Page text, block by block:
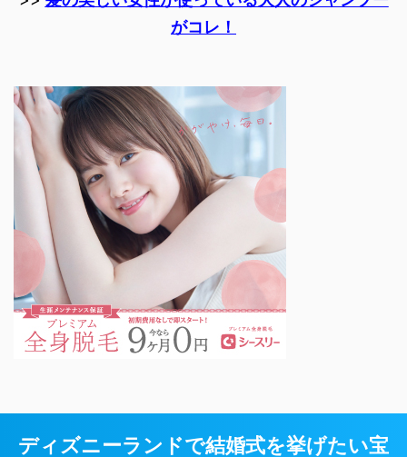
がコレ！
ディズニーランドで結婚式を挙げたい宝